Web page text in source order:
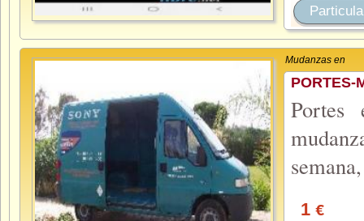
Mudanzas en
PORTES-
Portes
1 €